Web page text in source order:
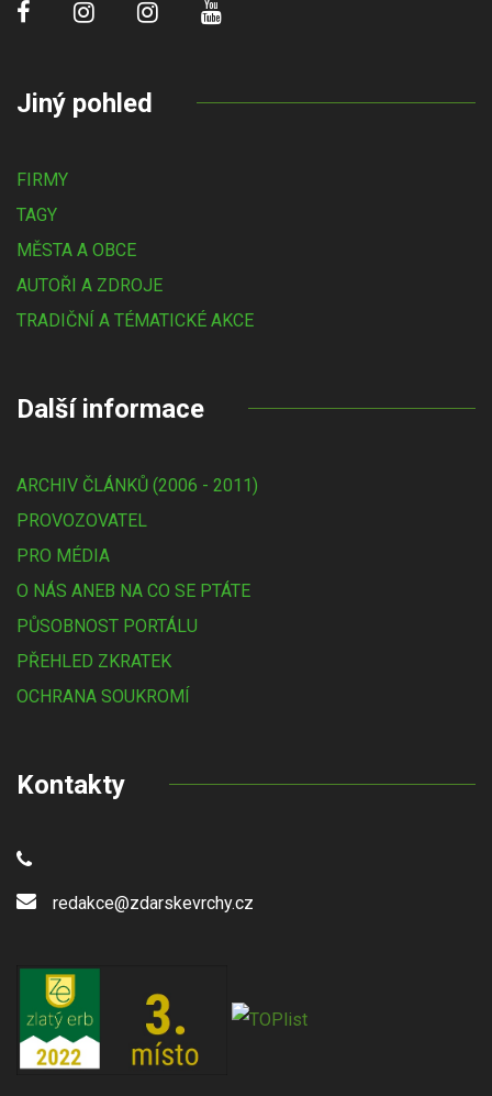
Jiný pohled
FIRMY
TAGY
MĚSTA A OBCE
AUTOŘI A ZDROJE
TRADIČNÍ A TÉMATICKÉ AKCE
Další informace
ARCHIV ČLÁNKŮ (2006 - 2011)
PROVOZOVATEL
PRO MÉDIA
O NÁS ANEB NA CO SE PTÁTE
PŮSOBNOST PORTÁLU
PŘEHLED ZKRATEK
OCHRANA SOUKROMÍ
Kontakty
redakce@zdarskevrchy.cz